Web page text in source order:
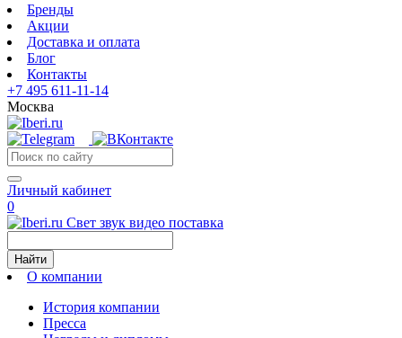
Бренды
Акции
Доставка и оплата
Блог
Контакты
+7 495 611-11-14
Москва
Личный кабинет
0
Свет звук видео поставка
Найти
О компании
История компании
Пресса